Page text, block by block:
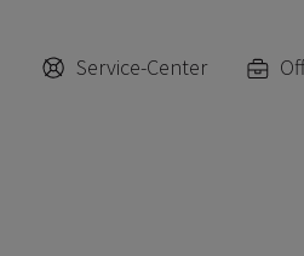
Service-Center